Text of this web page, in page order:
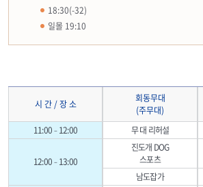
18:30(-32)
일몰 19:10
시 간 / 장 소
회동무대
(주무대)
11:00–12:00
무 대 리허설
12:00–13:00
진도개 DOG
스포츠
남도잡가